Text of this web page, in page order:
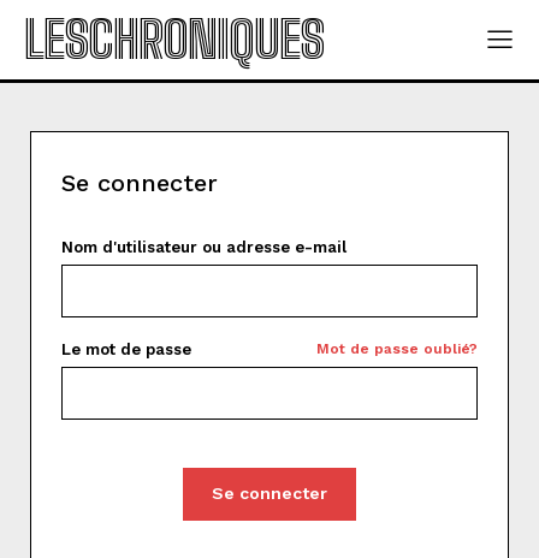
LESCHRONIQUES
Se connecter
Nom d'utilisateur ou adresse e-mail
Le mot de passe Mot de passe oublié?
Se connecter